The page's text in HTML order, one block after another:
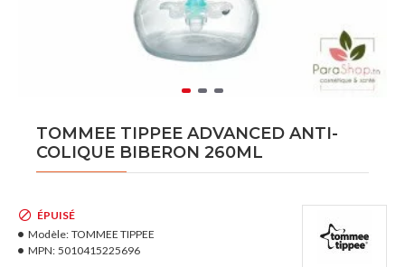
TOMMEE TIPPEE ADVANCED ANTI-
COLIQUE BIBERON 260ML
ÉPUISÉ
Modèle: TOMMEE TIPPEE
MPN: 5010415225696